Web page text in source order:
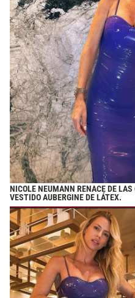
NICOLE NEUMANN RENACE DE
VESTIDO AUBERGINE DE LÁTEX.